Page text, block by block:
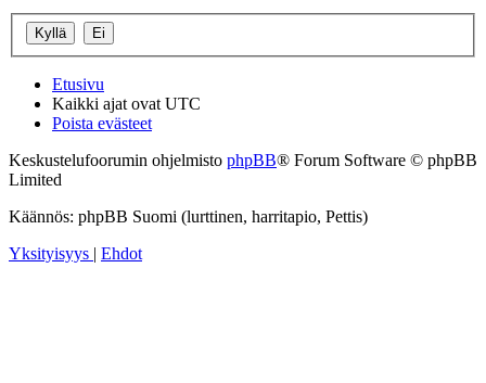
Etusivu
Kaikki ajat ovat UTC
Poista evästeet
Keskustelufoorumin ohjelmisto phpBB® Forum Software © phpBB
Limited
Käännös: phpBB Suomi (lurttinen, harritapio, Pettis)
Yksityisyys | Ehdot